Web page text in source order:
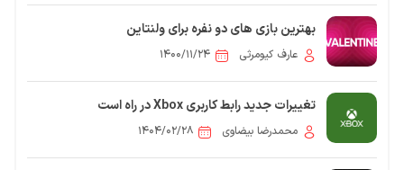
بهترین بازی های دو نفره برای ولنتاین
عارف کیومرثی ۱۴۰۰/۱۱/۲۴
تغییرات جدید رابط کاربری Xbox در راه است
محمدرضا بیضاوی ۱۴۰۴/۰۲/۲۸